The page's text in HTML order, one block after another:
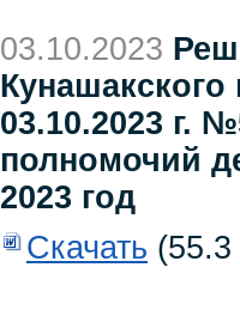
03.10.2023
03.10.2023 г.
полномочий
2023 год
Скачать